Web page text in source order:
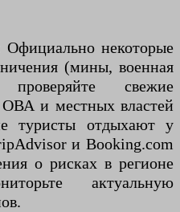
некоторые
(мины, военная
проверяйте свежие
и местных властей
туристы отдыхают у
и Booking.com
о рисках в регионе
актуальную